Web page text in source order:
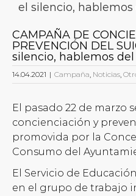
el silencio, hablemos
CAMPAÑA DE
PREVENCIÓN DEL
silencio, hablemos del
14.04.2021 | Campaña, Noticias,
El pasado 22 de marzo
concienciación y
promovida por la
Consumo del
El Servicio de
en el grupo de trabajo